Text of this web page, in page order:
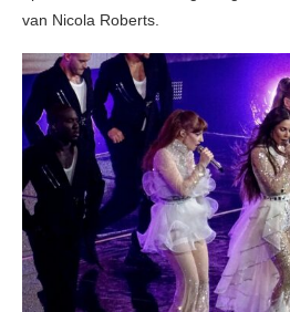
van Nicola Roberts.